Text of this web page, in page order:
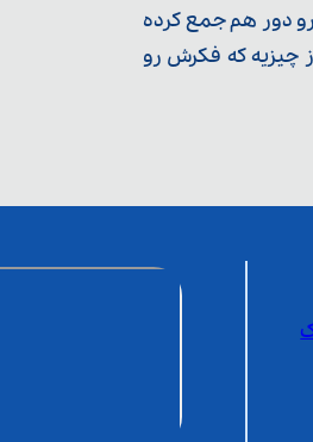
رو دور هم جمع کرده
چیزیه که فکرش رو